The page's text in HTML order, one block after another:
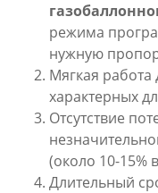
режима
нужную
Мягкая работа
характерных
Отсутствие
(около 10-15%
Длительный